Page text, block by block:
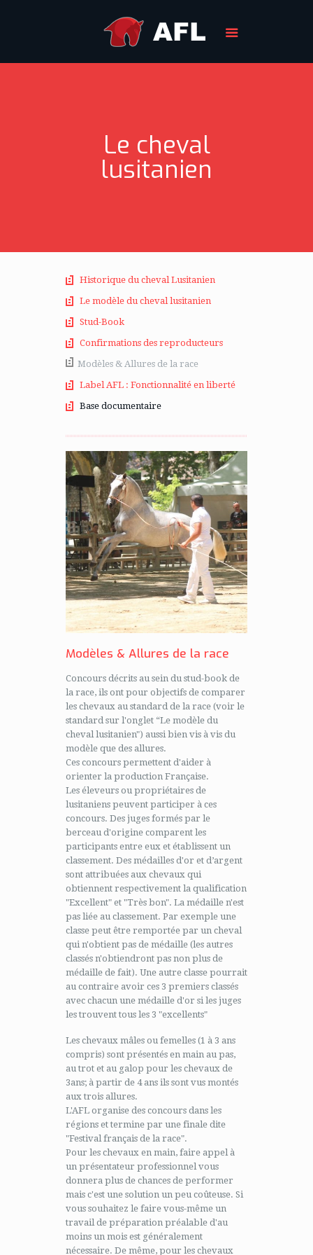
Le cheval
lusitanien
Historique du cheval Lusitanien
Le modèle du cheval lusitanien
Stud-Book
Confirmations des reproducteurs
Modèles & Allures de la race
Label AFL : Fonctionnalité en liberté
Base documentaire
Modèles & Allures de la race
Concours décrits au sein du stud-book de
la race, ils ont pour objectifs de comparer
les chevaux au standard de la race (voir le
standard sur l'onglet “Le modèle du
cheval lusitanien") aussi bien vis à vis du
modèle que des allures.
Ces concours permettent d'aider à
orienter la production Française.
Les éleveurs ou propriétaires de
lusitaniens peuvent participer à ces
concours. Des juges formés par le
berceau d'origine comparent les
participants entre eux et établissent un
classement. Des médailles d'or et d’argent
sont attribuées aux chevaux qui
obtiennent respectivement la qualification
"Excellent" et "Très bon". La médaille n'est
pas liée au classement. Par exemple une
classe peut être remportée par un cheval
qui n'obtient pas de médaille (les autres
classés n'obtiendront pas non plus de
médaille de fait). Une autre classe pourrait
au contraire avoir ces 3 premiers classés
avec chacun une médaille d'or si les juges
les trouvent tous les 3 "excellents"
Les chevaux mâles ou femelles (1 à 3 ans
compris) sont présentés en main au pas,
au trot et au galop pour les chevaux de
3ans; à partir de 4 ans ils sont vus montés
aux trois allures.
L'AFL organise des concours dans les
régions et termine par une finale dite
"Festival français de la race".
Pour les chevaux en main, faire appel à
un présentateur professionnel vous
donnera plus de chances de performer
mais c'est une solution un peu coûteuse. Si
vous souhaitez le faire vous-même un
travail de préparation préalable d'au
moins un mois est généralement
nécessaire. De même, pour les chevaux